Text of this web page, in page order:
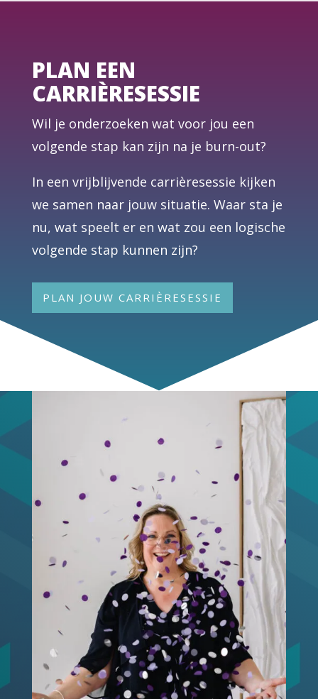
PLAN EEN
CARRIÈRESESSIE
Wil je onderzoeken wat voor jou een
volgende stap kan zijn na je burn-out?
In een vrijblijvende carrièresessie kijken
we samen naar jouw situatie. Waar sta je
nu, wat speelt er en wat zou een logische
volgende stap kunnen zijn?
PLAN JOUW CARRIÈRESESSIE